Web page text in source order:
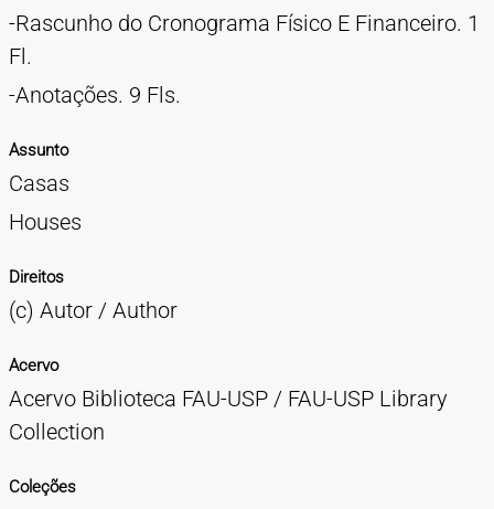
-Rascunho do Cronograma Físico E Financeiro. 1
Fl.
-Anotações. 9 Fls.
Assunto
Casas
Houses
Direitos
(c) Autor / Author
Acervo
Acervo Biblioteca FAU-USP / FAU-USP Library
Collection
Coleções